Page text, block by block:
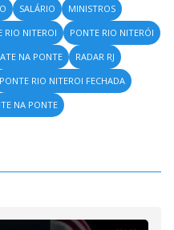
SALÁRIO
MINISTROS
RIO NITEROI
PONTE RIO NITERÓI
NA PONTE
RADAR RJ
PONTE RIO NITEROI FECHADA
NA PONTE